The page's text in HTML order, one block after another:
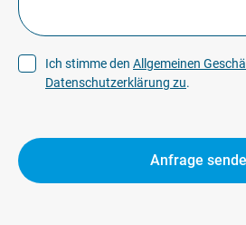
Ich stimme den Allgemeinen
Datenschutzerklärung zu.
Anfrage